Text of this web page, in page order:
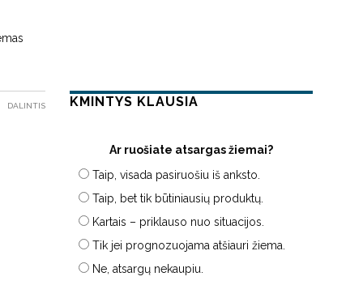
DALINTIS KMINTYS KLAUSIA
Ar ruošiate atsargas žiemai?
Taip, visada pasiruošiu iš anksto.
Taip, bet tik būtiniausių produktų.
Kartais – priklauso nuo situacijos.
Tik jei prognozuojama atšiauri žiema.
Ne, atsargų nekaupiu.